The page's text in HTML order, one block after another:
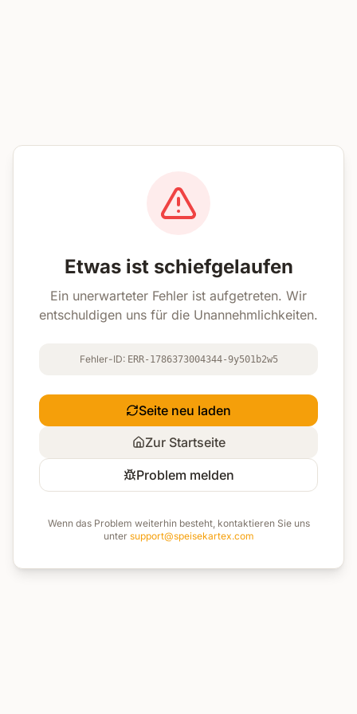
Etwas ist schiefgelaufen
Ein unerwarteter Fehler ist aufgetreten. Wir
entschuldigen uns für die Unannehmlichkeiten.
Fehler-ID: ERR-1786373004344-9y501b2w5
Seite neu laden
Zur Startseite
Problem melden
Wenn das Problem weiterhin besteht, kontaktieren Sie uns
unter support@speisekartex.com